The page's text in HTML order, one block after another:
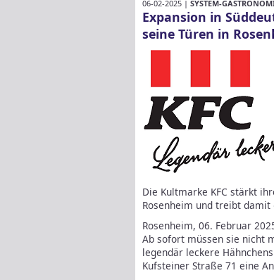
06-02-2025 | SYSTEM-
Expansion in
seine Türen in
Die Kultmarke KFC stärkt
Rosenheim und treibt
Rosenheim, 06. Februar
Ab sofort müssen sie nicht
legendär leckere
Kufsteiner Straße 71 eine